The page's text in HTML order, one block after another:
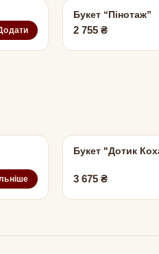
Букет “Пінотаж”
2 755 ₴
Букет "Дотик
3 675 ₴